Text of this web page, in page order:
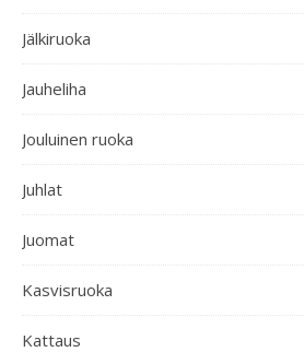
Jälkiruoka
Jauheliha
Jouluinen ruoka
Juhlat
Juomat
Kasvisruoka
Kattaus